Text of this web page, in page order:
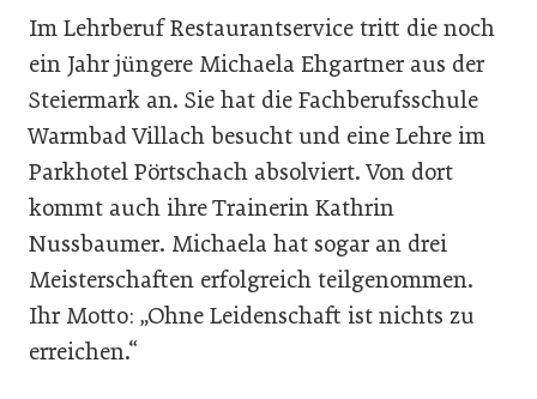
Im Lehrberuf Restaurantservice tritt die noch
ein Jahr jüngere Michaela Ehgartner aus der
Steiermark an. Sie hat die Fachberufsschule
Warmbad Villach besucht und eine Lehre im
Parkhotel Pörtschach absolviert. Von dort
kommt auch ihre Trainerin Kathrin
Nussbaumer. Michaela hat sogar an drei
Meisterschaften erfolgreich teilgenommen.
Ihr Motto: „Ohne Leidenschaft ist nichts zu
erreichen.“